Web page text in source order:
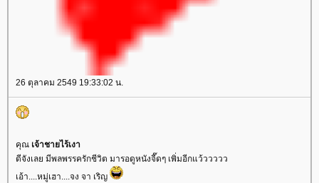
26 ตุลาคม 2549 19:33:02 น.
คุณ เจ้าชายไร้เงา
ดีจังเลย มีพลพรรครักชีวิต มารอดูหนังจี๊ดๆ เพิ่มอีกแว้ววววว
เอ้า....หมู่เฮา....จง จา เริญ